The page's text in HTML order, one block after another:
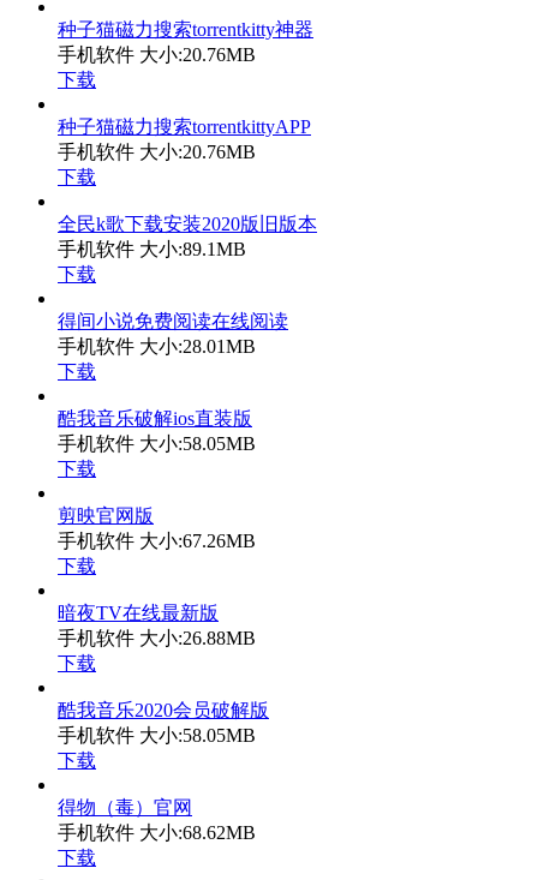
种子猫磁力搜索torrentkitty神器
手机软件 大小:20.76MB
下载
种子猫磁力搜索torrentkittyAPP
手机软件 大小:20.76MB
下载
全民k歌下载安装2020版旧版本
手机软件 大小:89.1MB
下载
得间小说免费阅读在线阅读
手机软件 大小:28.01MB
下载
酷我音乐破解ios直装版
手机软件 大小:58.05MB
下载
剪映官网版
手机软件 大小:67.26MB
下载
暗夜TV在线最新版
手机软件 大小:26.88MB
下载
酷我音乐2020会员破解版
手机软件 大小:58.05MB
下载
得物（毒）官网
手机软件 大小:68.62MB
下载